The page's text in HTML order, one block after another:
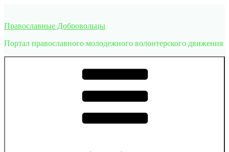
содержимому
Православные Добровольцы
Портал православного молодежного волонтерского движения